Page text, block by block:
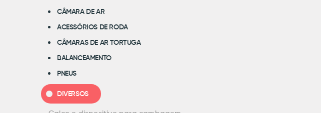
CÂMARA DE AR
ACESSÓRIOS DE RODA
CÂMARAS DE AR TORTUGA
BALANCEAMENTO
PNEUS
DIVERSOS